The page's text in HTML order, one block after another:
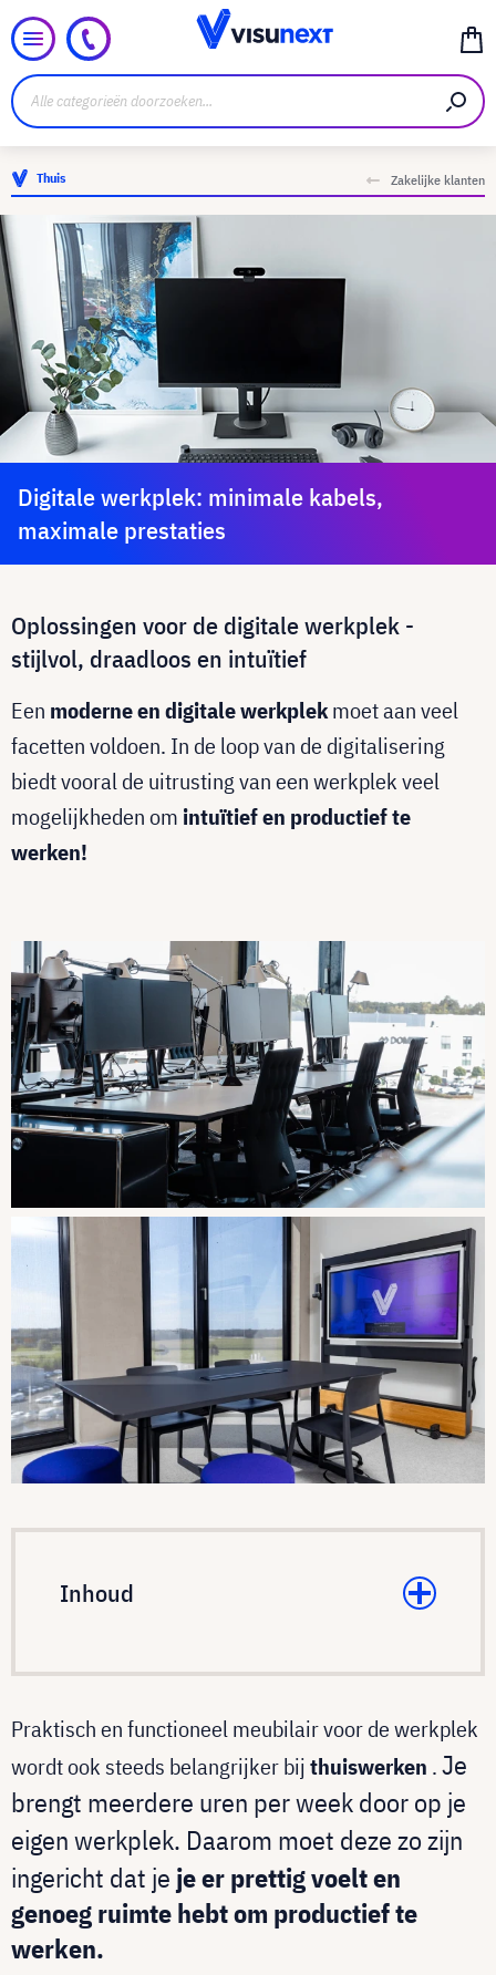
Thuis Zakelijke klanten
Digitale werkplek: minimale kabels,
maximale prestaties
Oplossingen voor de digitale werkplek -
stijlvol, draadloos en intuïtief
Een moderne en digitale werkplekmoet aan veel
facetten voldoen. In de loop van de digitalisering
biedt vooral de uitrusting van een werkplek veel
mogelijkheden om intuïtief en productief te
werken!
Inhoud
Praktisch en functioneel meubilair voor de werkplek
wordt ook steeds belangrijker bijthuiswerken .Je
brengt meerdere uren per week door op je
eigen werkplek. Daarom moet deze zo zijn
ingericht dat je je er prettig voelt en
genoeg ruimte hebt om productief te
werken.